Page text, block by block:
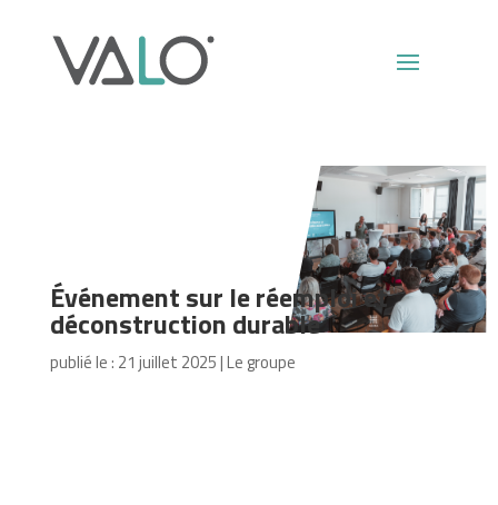
Événement sur le réemploi et
déconstruction durable
publié le : 21 juillet 2025|Le groupe